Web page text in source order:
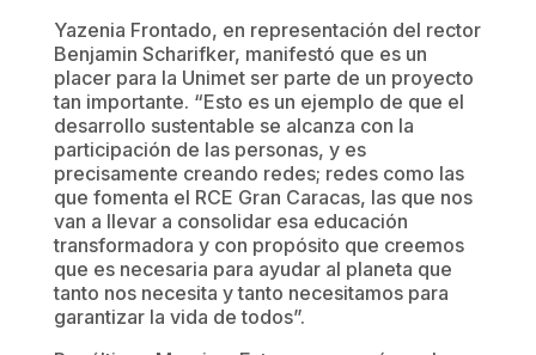
Yazenia Frontado, en representación del rector
Benjamin Scharifker, manifestó que es un
placer para la Unimet ser parte de un proyecto
tan importante. “Esto es un ejemplo de que el
desarrollo sustentable se alcanza con la
participación de las personas, y es
precisamente creando redes; redes como las
que fomenta el RCE Gran Caracas, las que nos
van a llevar a consolidar esa educación
transformadora y con propósito que creemos
que es necesaria para ayudar al planeta que
tanto nos necesita y tanto necesitamos para
garantizar la vida de todos”.